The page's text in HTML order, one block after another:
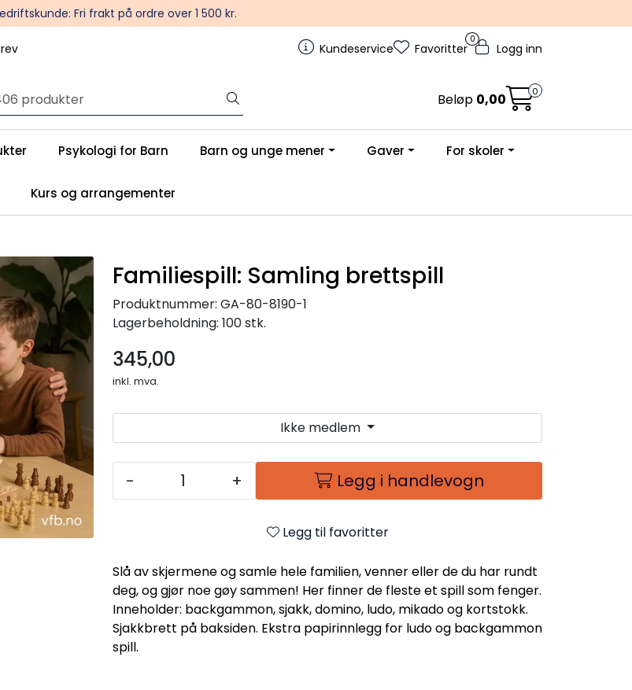
Fri frakt på ordre over 1 500 kr.
Kundeservice
0
Favoritter Logg inn
Beløp 0,00 0
Psykologi for Barn Barn og unge mener Gaver For skoler
Kurs og arrangementer
Familiespill: Samling brettspill
Produktnummer: GA-80-8190-1
Lagerbeholdning: 100 stk.
345,00
inkl. mva.
Ikke medlem
- + Legg i handlevogn
Legg til favoritter
Slå av skjermene og samle hele familien, venner eller de du har rundt
deg, og gjør noe gøy sammen! Her finner de fleste et spill som fenger.
Inneholder: backgammon, sjakk, domino, ludo, mikado og kortstokk.
Sjakkbrett på baksiden. Ekstra papirinnlegg for ludo og backgammon
spill.